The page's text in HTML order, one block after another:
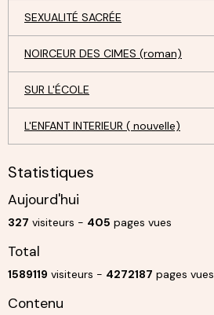
SEXUALITÉ SACRÉE
NOIRCEUR DES CIMES (roman)
SUR L'ÉCOLE
L'ENFANT INTERIEUR ( nouvelle)
Statistiques
Aujourd'hui
327 visiteurs - 405 pages vues
Total
1589119 visiteurs - 4272187 pages vues
Contenu